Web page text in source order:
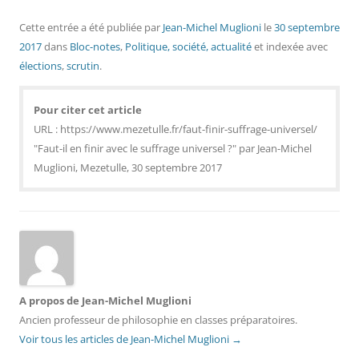
Cette entrée a été publiée par Jean-Michel Muglioni le30 septembre
2017dans Bloc-notes, Politique, société, actualitéet indexée avec
élections,scrutin.
Pour citer cet article
URL : https://www.mezetulle.fr/faut-finir-suffrage-universel/
"Faut-il en finir avec le suffrage universel ?" par Jean-Michel
Muglioni, Mezetulle, 30 septembre 2017
A propos de Jean-Michel Muglioni
Ancien professeur de philosophie en classes préparatoires.
Voir tous les articles de Jean-Michel Muglioni →